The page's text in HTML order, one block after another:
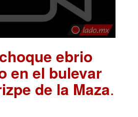
ebrio
en el bulevar
de la Maza.